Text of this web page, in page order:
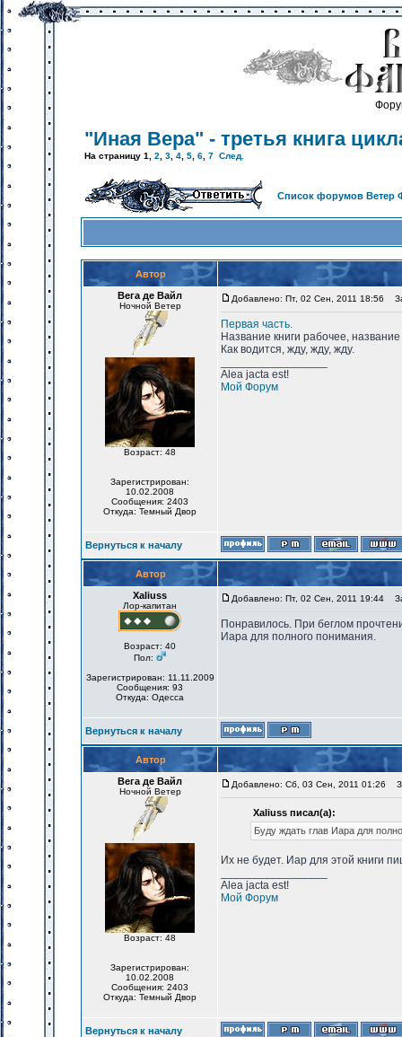
"Иная Вера" - третья книга
На страницу 1 2 3 4 5 6 7 След.
Список форумов Ветер
Автор
Вега де Вайл
Ночной Ветер
Возраст: 48
Зарегистрирован:
10.02.2008
Сообщения: 2403
Откуда: Темный Двор
Добавлено: Пт, 02 Сен, 2011 18:56
Первая часть.
Название книги рабочее,
Как водится, жду, жду, жду.
Alea jacta est!
Мой Форум
Вернуться к началу
Автор
Xaliuss
Лор-капитан
Возраст: 40
Пол:
Зарегистрирован: 11.11.2009
Сообщения: 93
Откуда: Одесса
Добавлено: Пт, 02 Сен, 2011 19:44
Понравилось. При беглом
Иара для полного понимания.
Вернуться к началу
Автор
Вега де Вайл
Ночной Ветер
Возраст: 48
Зарегистрирован:
10.02.2008
Сообщения: 2403
Откуда: Темный Двор
Добавлено: Сб, 03 Сен, 2011 01:26
Xaliuss писал(а):
Буду ждать глав Иара для
Их не будет. Иар для этой книги
Alea jacta est!
Мой Форум
Вернуться к началу